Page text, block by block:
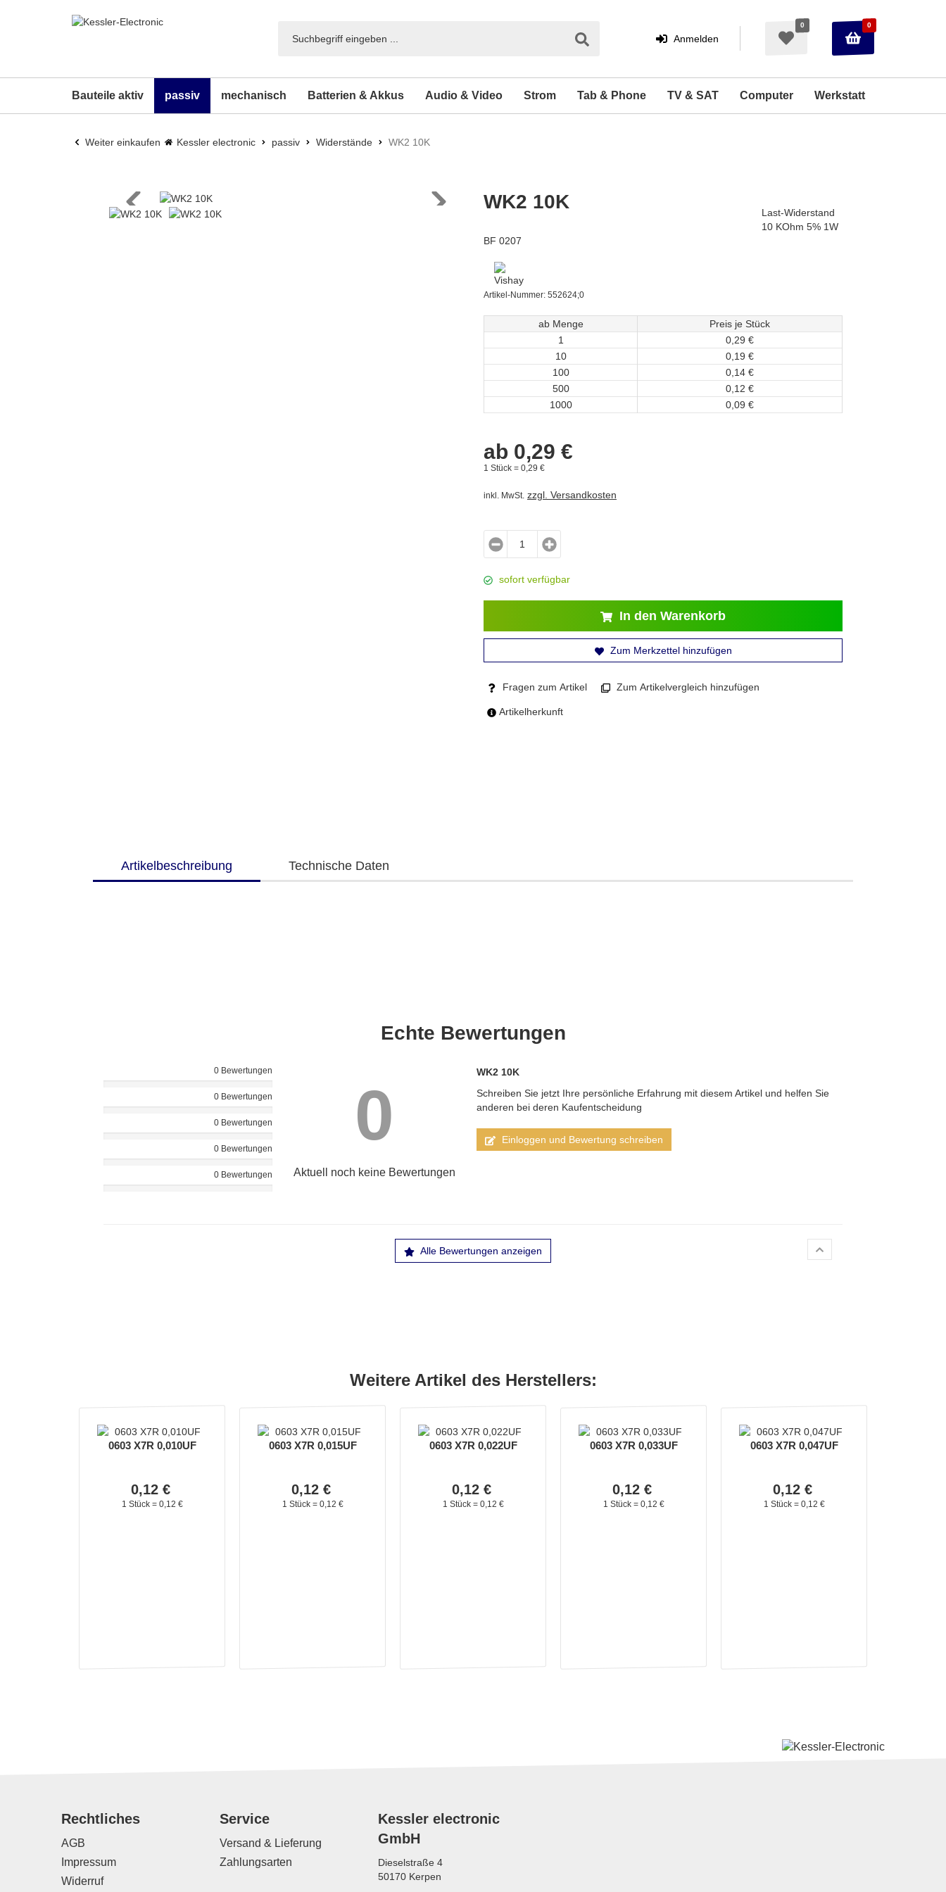
Anmelden
Anmelden Merkzettel
0
Warenkorb
aufklappen
0
Bauteile aktiv passiv mechanisch Batterien & Akkus Audio & Video Strom Tab & Phone TV & SAT Computer Werkstatt
Weiter einkaufen Kessler electronic passiv Widerstände WK2 10K
WK2 10K
Last-Widerstand
10 KOhm 5% 1W
BF 0207
Artikel-Nummer: 552624;0
ab Menge
Preis je Stück
1
0, 29 €
10
0, 19 €
100
0, 14 €
500
0, 12 €
1000
0, 09 €
ab 0,29 €
1 Stück = 0, 29 €
inkl. MwSt. zzgl. Versandkosten
sofort verfügbar
In den Warenkorb
Zum Merkzettel hinzufügen
Fragen zum Artikel Zum Artikelvergleich hinzufügen
Artikelherkunft
Artikelbeschreibung Technische Daten
Echte Bewertungen
0 Bewertungen
0 Bewertungen
0 Bewertungen
0 Bewertungen
0 Bewertungen
0
Aktuell noch keine Bewertungen
WK2 10K
Schreiben Sie jetzt Ihre persönliche Erfahrung mit diesem Artikel und helfen Sie
anderen bei deren Kaufentscheidung
Einloggen und Bewertung schreiben
Alle Bewertungen anzeigen
Weitere Artikel des Herstellers:
0603 X7R 0,010UF
0,12 €
1 Stück = 0, 12 €
0603 X7R 0,015UF
0,12 €
1 Stück = 0, 12 €
0603 X7R 0,022UF
0,12 €
1 Stück = 0, 12 €
0603 X7R 0,033UF
0,12 €
1 Stück = 0, 12 €
0603 X7R 0,047UF
0,12 €
1 Stück = 0, 12 €
Rechtliches
AGB
Impressum
Widerruf
Service
Versand & Lieferung
Zahlungsarten
Kessler electronic
GmbH
Dieselstraße 4
50170 Kerpen